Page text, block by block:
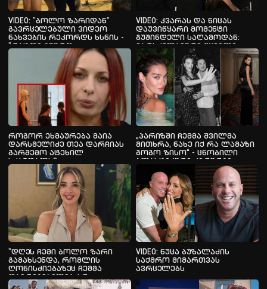
VIDEO: "ბოლო ზარიდან"
გავრცელებული ვიდეო
ნახვების რეკორდს ხსნის -
"რატომ გშურთ,
ულამაზესია"
VIDEO: კვარას და ნიცას
დაუვიწყარი მომენტი
გუშინდელი საღამოდან:
ვარსკვლავური წყვილი
კანიე უესტის კონცერტზე
როგორ ეხმაურება მაია
დარსმელიძე თეა დარჩიას
გარშემო ატეხილ
სკანდალს?
„პარიზში ჩემმა შვილმა
მითხრა, ნახე იქ რა ლამაზი
გოგო ზისო“ - ცნობილი
პლასტიკური ქირურგი
მეუღლის გაცნობის ამბავს
იხსენებს
"დღეს ჩემი ბოლო ზარი
გამახსენდა, რომლის
ღონისძიებაზეც ჩემმა
დამრიგებელმა არ
შემიშვა..." - ახალგაზრდა
VIDEO: ნუცა ბუზალაძის
საქმრო მიმართვას
ავრცელებს